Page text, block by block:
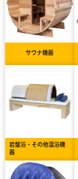
サウナ機器
岩盤浴・その他温浴機
器